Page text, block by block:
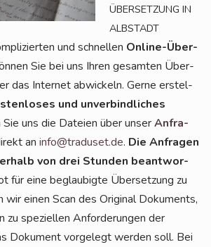
ÜBERSETZUNG IN
ALBSTADT
und schnel­len Online-Über­
Sie bei uns Ihren gesam­ten Über­
das Inter­net abwi­ckeln. Ger­ne erstel­
und unver­bind­li­ches
Sie uns die Datei­en über unserAnfra­
aninfo@traduset.de. Die Anfra­gen
von drei Stun­den beant­wor­
für eine beglau­big­te Über­set­zung zu
einen Scan des Ori­gi­nal Doku­ments,
zu spe­zi­el­len Anfor­de­run­gen der
Doku­ment vor­ge­legt wer­den soll. Bei